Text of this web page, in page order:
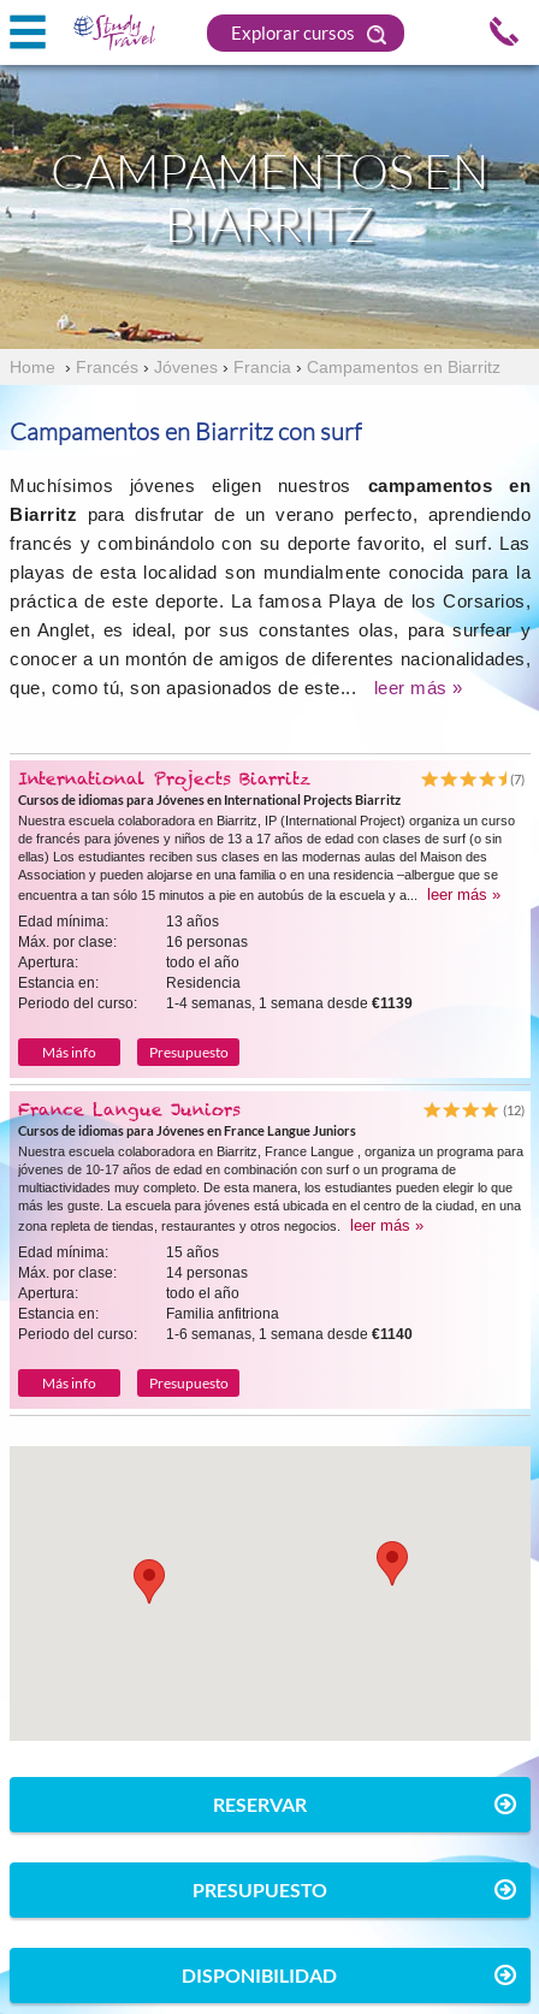
Explorar cursos
CAMPAMENTOS EN
BIARRITZ
Home › Francés › Jóvenes › Francia › Campamentos en Biarritz
Campamentos en Biarritz con surf
Muchísimos jóvenes eligen nuestros campamentos en
Biarritz para disfrutar de un verano perfecto, aprendiendo
francés y combinándolo con su deporte favorito, el surf. Las
playas de esta localidad son mundialmente conocida para la
práctica de este deporte. La famosa Playa de los Corsarios,
en Anglet, es ideal, por sus constantes olas, para surfear y
conocer a un montón de amigos de diferentes nacionalidades,
que, como tú, son apasionados de este...
leer más »
International Projects Biarritz
(7)
Cursos de idiomas para Jóvenes en International Projects Biarritz
Nuestra escuela colaboradora en Biarritz, IP (International Project) organiza un curso
de francés para jóvenes y niños de 13 a 17 años de edad con clases de surf (o sin
ellas) Los estudiantes reciben sus clases en las modernas aulas del Maison des
Association y pueden alojarse en una familia o en una residencia –albergue que se
encuentra a tan sólo 15 minutos a pie en autobús de la escuela y a...
leer más »
Edad mínima:
13 años
Máx. por clase:
16 personas
Apertura:
todo el año
Estancia en:
Residencia
Periodo del curso:
1-4 semanas, 1 semana desde €1139
Más info Presupuesto
France Langue Juniors
(12)
Cursos de idiomas para Jóvenes en France Langue Juniors
Nuestra escuela colaboradora en Biarritz, France Langue , organiza un programa para
jóvenes de 10-17 años de edad en combinación con surf o un programa de
multiactividades muy completo. De esta manera, los estudiantes pueden elegir lo que
más les guste. La escuela para jóvenes está ubicada en el centro de la ciudad, en una
zona repleta de tiendas, restaurantes y otros negocios.
leer más »
Edad mínima:
15 años
Máx. por clase:
14 personas
Apertura:
todo el año
Estancia en:
Familia anfitriona
Periodo del curso:
1-6 semanas, 1 semana desde €1140
Más info Presupuesto
RESERVAR
PRESUPUESTO
DISPONIBILIDAD